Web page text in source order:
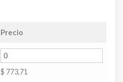
Precio
$ 773,71